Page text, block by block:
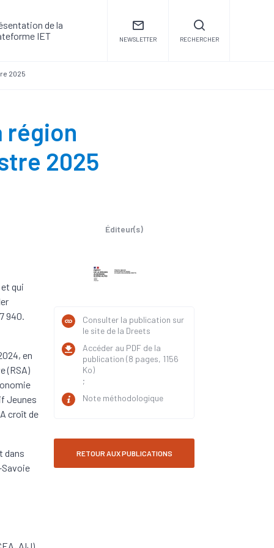
de la
IET
NEWSLETTER RECHERCHER
2025
région
2025
qui
940.
en
(RSA)
Jeunes
croît de
dans
Savoie
Éditeur(s)
Consulter la publication sur
le site de la Dreets
Accéder au PDF de la
publication (8 pages, 1156
Ko)
;
Note méthodologique
RETOUR AUX PUBLICATIONS